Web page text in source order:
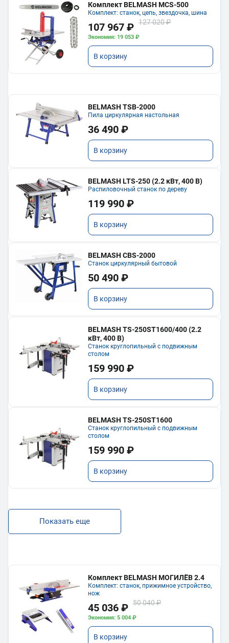
Комплект BELMASH MCS-500
Комплект: станок, цепь, звездочка, шина
107 967 ₽ 127 020 ₽
Экономия: 19 053 ₽
В корзину
BELMASH TSB-2000
Пила циркулярная настольная
36 490 ₽
В корзину
BELMASH LTS-250 (2.2 кВт, 400 В)
Распиловочный станок по дереву
119 990 ₽
В корзину
BELMASH CBS-2000
Станок циркулярный бытовой
50 490 ₽
В корзину
BELMASH TS-250ST1600/400 (2.2
кВт, 400 В)
Станок круглопильный с подвижным
столом
159 990 ₽
В корзину
BELMASH TS-250ST1600
Станок круглопильный с подвижным
столом
159 990 ₽
В корзину
Показать еще
Комплект BELMASH МОГИЛЁВ 2.4
Комплект: станок, прижимное устройство,
нож
45 036 ₽ 50 040 ₽
Экономия: 5 004 ₽
В корзину